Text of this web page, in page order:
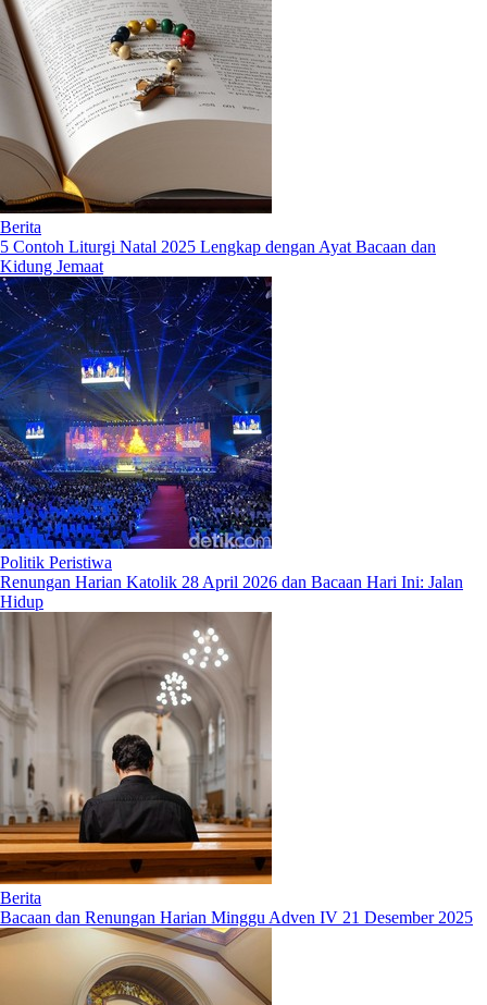
Berita
5 Contoh Liturgi Natal 2025 Lengkap dengan Ayat Bacaan dan
Kidung Jemaat
Politik Peristiwa
Renungan Harian Katolik 28 April 2026 dan Bacaan Hari Ini: Jalan
Hidup
Berita
Bacaan dan Renungan Harian Minggu Adven IV 21 Desember 2025